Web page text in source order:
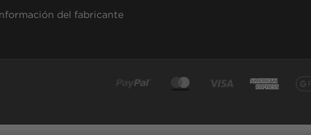
del fabricante